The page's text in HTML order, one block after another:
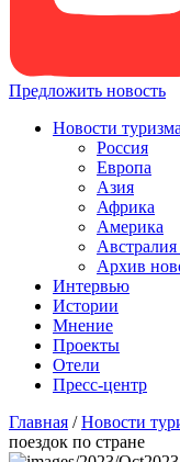
Предложить новость
Новости туризма
Россия
Европа
Азия
Африка
Америка
Архив
Интервью
Истории
Мнение
Проекты
Отели
Пресс-центр
Главная /Новости
поездок по стране